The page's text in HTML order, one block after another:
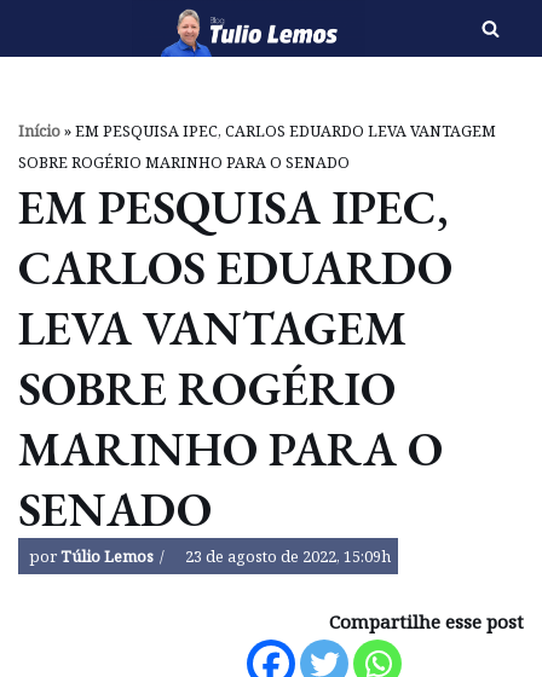
o
conteúdo
Início»EM PESQUISA IPEC, CARLOS EDUARDO LEVA VANTAGEM
SOBRE ROGÉRIO MARINHO PARA O SENADO
EM PESQUISA IPEC,
CARLOS EDUARDO
LEVA VANTAGEM
SOBRE ROGÉRIO
MARINHO PARA O
SENADO
porTúlio Lemos 23 de agosto de 2022, 15:09h
Compartilhe esse post